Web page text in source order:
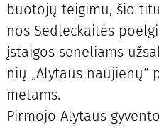
buo­to­jų tei­gi­mu, šio
nos Sed­lec­kai­tės
įstai­gos se­ne­liams
nių „Aly­taus nau­jie­nų“
me­tams.
Pir­mo­jo Aly­taus